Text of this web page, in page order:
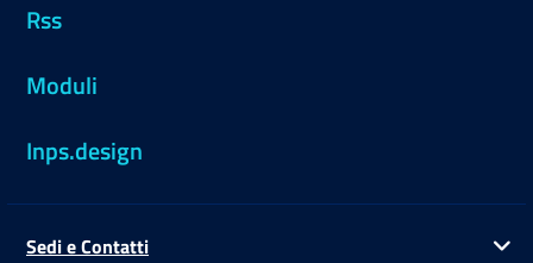
Rss
Moduli
Inps.design
Sedi e Contatti